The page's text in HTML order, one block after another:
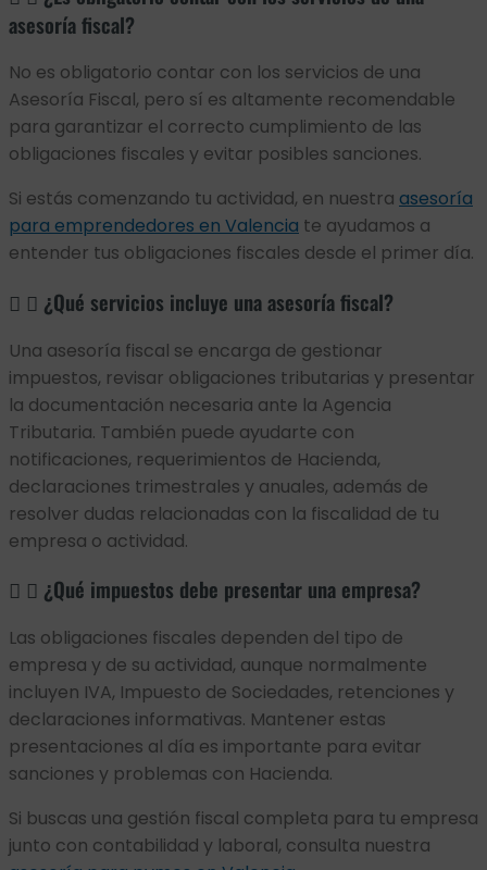
asesoría fiscal?
No es obligatorio contar con los servicios de una
Asesoría Fiscal, pero sí es altamente recomendable
para garantizar el correcto cumplimiento de las
obligaciones fiscales y evitar posibles sanciones.
Si estás comenzando tu actividad, en nuestra asesoría
para emprendedores en Valencia te ayudamos a
entender tus obligaciones fiscales desde el primer día.
¿Qué servicios incluye una asesoría fiscal?
Una asesoría fiscal se encarga de gestionar
impuestos, revisar obligaciones tributarias y presentar
la documentación necesaria ante la Agencia
Tributaria. También puede ayudarte con
notificaciones, requerimientos de Hacienda,
declaraciones trimestrales y anuales, además de
resolver dudas relacionadas con la fiscalidad de tu
empresa o actividad.
¿Qué impuestos debe presentar una empresa?
Las obligaciones fiscales dependen del tipo de
empresa y de su actividad, aunque normalmente
incluyen IVA, Impuesto de Sociedades, retenciones y
declaraciones informativas. Mantener estas
presentaciones al día es importante para evitar
sanciones y problemas con Hacienda.
Si buscas una gestión fiscal completa para tu empresa
junto con contabilidad y laboral, consulta nuestra